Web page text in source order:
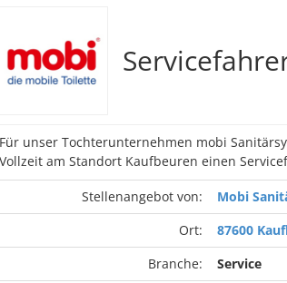
Für unser Tochterunternehmen mobi
Vollzeit am Standort Kaufbeuren einen
Stellenangebot von:
Mobi
Ort:
87600
Branche:
Service